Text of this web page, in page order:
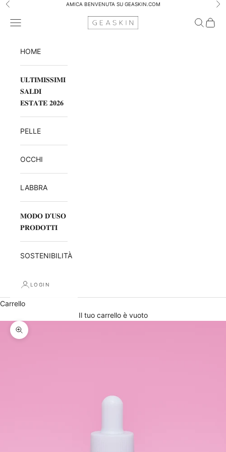
Vai al contenuto
Precedente AMICA BENVENUTA SU GEASKIN.COM
GEASKIN
Menù Cerca
HOME
𝐔𝐋𝐓𝐈𝐌𝐈𝐒𝐒𝐈𝐌𝐈
𝐒𝐀𝐋𝐃𝐈
𝐄𝐒𝐓𝐀𝐓𝐄 𝟐𝟎𝟐𝟔
PELLE
OCCHI
LABBRA
𝐌𝐎𝐃𝐎 𝐃’𝐔𝐒𝐎
𝐏𝐑𝐎𝐃𝐎𝐓𝐓𝐈
SOSTENIBILITÀ
LOGIN
Carrello
Il tuo carrello è vuoto
Ingrandisci immagine